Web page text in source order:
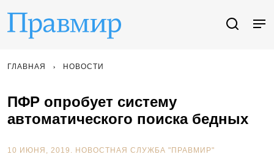
ГЛАВНАЯ НОВОСТИ
ПФР опробует систему
автоматического поиска бедных
10 ИЮНЯ, 2019. НОВОСТНАЯ СЛУЖБА "ПРАВМИР"